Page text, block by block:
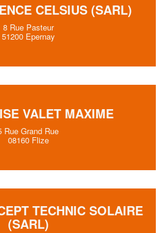
CELSIUS (SARL)
8 Rue Pasteur
51200 Epernay
VALET MAXIME
Rue Grand Rue
08160 Flize
TECHNIC SOLAIRE
(SARL)